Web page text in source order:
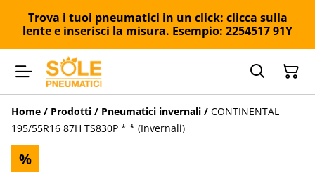
Trova i tuoi pneumatici in un click: clicca sulla
lente e inserisci la misura. Esempio: 2254517 91Y
Home / Prodotti / Pneumatici invernali / CONTINENTAL
195/55R16 87H TS830P * * (Invernali)
%